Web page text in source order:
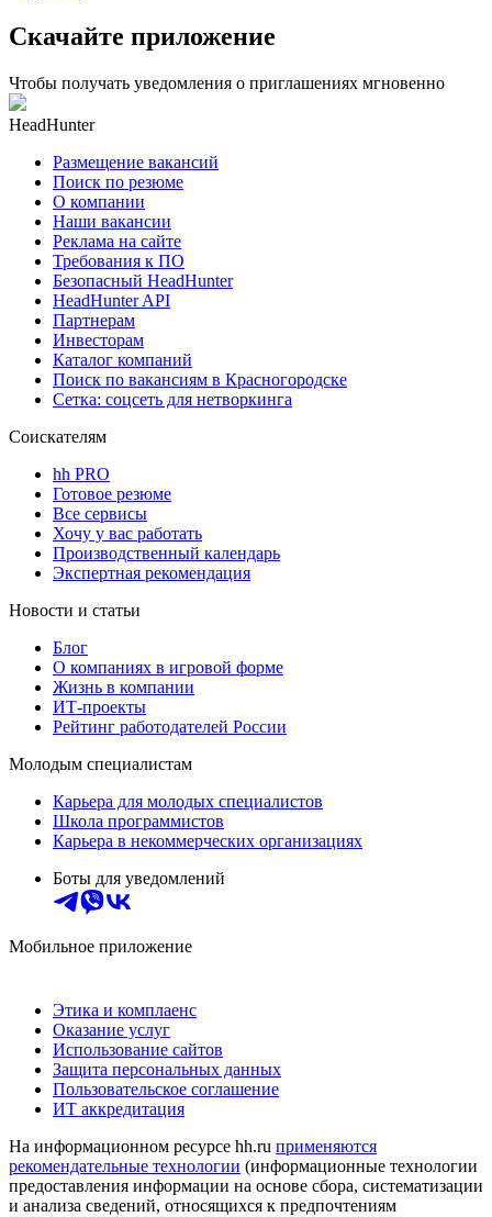
Скачайте приложение
Чтобы получать уведомления о приглашениях мгновенно
HeadHunter
Размещение вакансий
Поиск по резюме
О компании
Наши вакансии
Реклама на сайте
Требования к ПО
Безопасный HeadHunter
HeadHunter API
Партнерам
Инвесторам
Каталог компаний
Поиск по вакансиям в Красногородске
Сетка: соцсеть для нетворкинга
Соискателям
hh PRO
Готовое резюме
Все сервисы
Хочу у вас работать
Производственный календарь
Экспертная рекомендация
Новости и статьи
Блог
О компаниях в игровой форме
Жизнь в компании
ИТ-проекты
Рейтинг работодателей России
Молодым специалистам
Карьера для молодых специалистов
Школа программистов
Карьера в некоммерческих организациях
Боты для уведомлений
Мобильное приложение
Этика и комплаенс
Оказание услуг
Использование сайтов
Защита персональных данных
Пользовательское соглашение
ИТ аккредитация
На информационном ресурсе hh.ru применяются
рекомендательные технологии (информационные технологии
предоставления информации на основе сбора, систематизации
и анализа сведений, относящихся к предпочтениям